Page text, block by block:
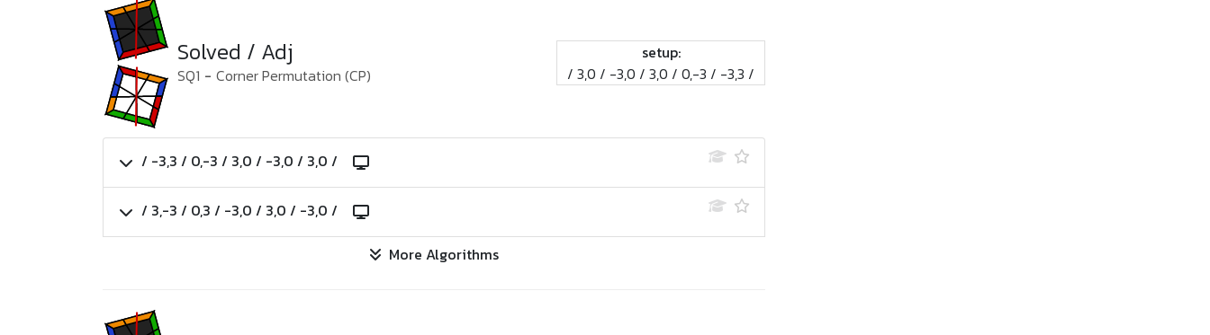
Solved / Adj
SQ1 - Corner Permutation (CP)
setup:
/ 3,0 / -3,0 / 3,0 / 0,-3 / -3,3 /
/ -3,3 / 0,-3 / 3,0 / -3,0 / 3,0 /
/ 3,-3 / 0,3 / -3,0 / 3,0 / -3,0 /
More Algorithms